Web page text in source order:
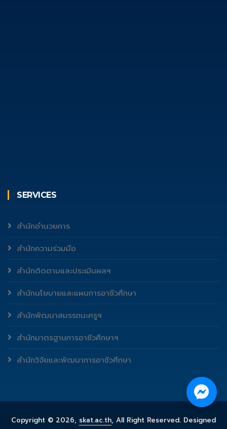
SERVICES
สำนักอำนวยการ
สำนักความร่วมมือ
สำนักติดตามและประเมินผลฯ
สำนักนโยบายและแผนการอาชีวศึกษา
สำนักพัฒนาสมรรถนะครูฯ
สำนักมาตรฐานการอาชีวศึกษาฯ
สำนักวิจัยและพัฒนาการอาชีวศึกษา
Copyright © 2026, skat.ac.th, All Right Reserved. Designed